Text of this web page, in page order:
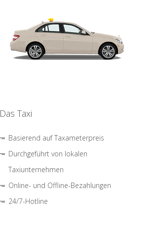
Das Taxi
Basierend auf Taxameterpreis
Durchgeführt von lokalen
Taxiunternehmen
Online- und Offline-Bezahlungen
24/7-Hotline